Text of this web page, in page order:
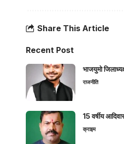
Share This Article
Recent Post
भाजयुमो
राजनीति
15 वर्षीय
क्राइम